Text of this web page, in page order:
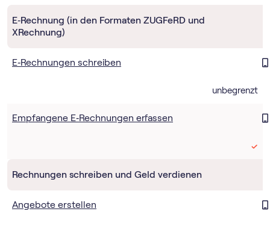
E‑Rechnung (in den Formaten ZUGFeRD und
XRechnung)
E‑Rechnungen schreiben
unbegrenzt
Empfangene E‑Rechnungen erfassen
Rechnungen schreiben und Geld verdienen
Angebote erstellen